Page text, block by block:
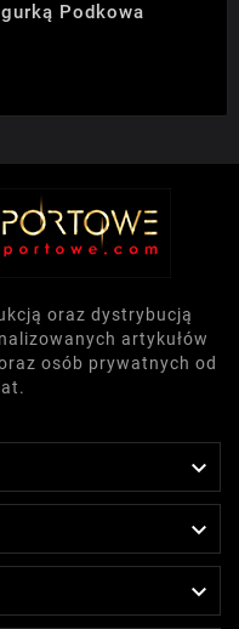
Podkowa
oraz dystrybucją
artykułów
osób prywatnych od


